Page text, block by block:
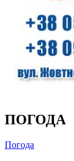
ПОГОДА
Погода